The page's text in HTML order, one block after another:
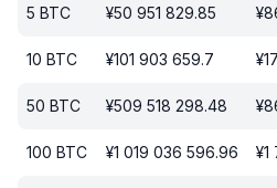
5 BTC ¥50 951 829.85 ¥
10 BTC ¥101 903 659.7 ¥
50 BTC ¥509 518 298.48 ¥
100 BTC ¥1 019 036 596.96 ¥1